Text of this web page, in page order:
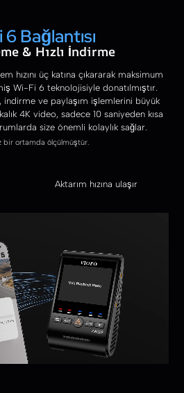
Bağlantısı
& Hızlı İndirme
hızını üç katına çıkararak maksimum
Wi-Fi 6 teknolojisiyle donatılmıştır.
indirme ve paylaşım işlemlerini büyük
4K video, sadece 10 saniyeden kısa
size önemli kolaylık sağlar.
bir ortamda ölçülmüştür.
Aktarım hızına ulaşır